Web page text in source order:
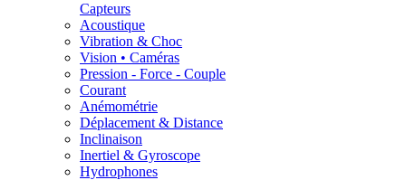
Capteurs
Acoustique
Vibration & Choc
Vision • Caméras
Pression - Force - Couple
Courant
Anémométrie
Déplacement & Distance
Inclinaison
Inertiel & Gyroscope
Hydrophones